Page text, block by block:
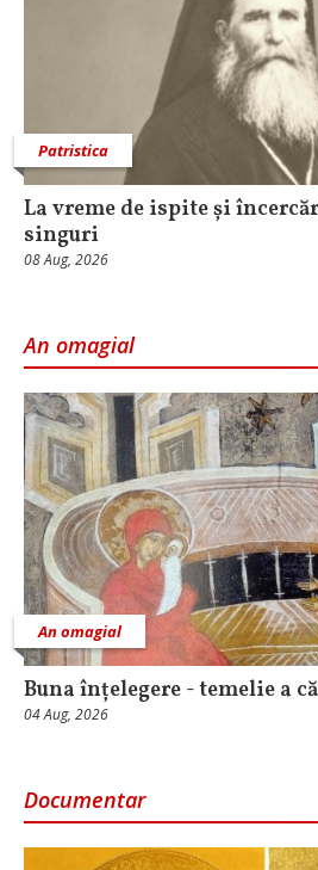
Patristica
La vreme de ispite și
singuri
08 Aug, 2026
An omagial
An omagial
Buna înțelegere - temelie a
04 Aug, 2026
Documentar